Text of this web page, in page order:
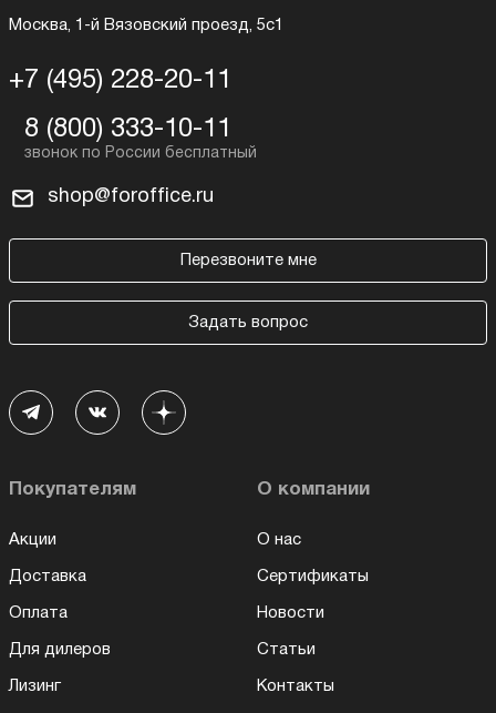
Москва, 1-й Вязовский проезд, 5с1
+7 (495) 228-20-11
8 (800) 333-10-11
shop@foroffice.ru
Перезвоните мне
Задать вопрос
Покупателям
Акции
Доставка
Оплата
Для дилеров
Лизинг
О компании
О нас
Сертификаты
Новости
Статьи
Контакты